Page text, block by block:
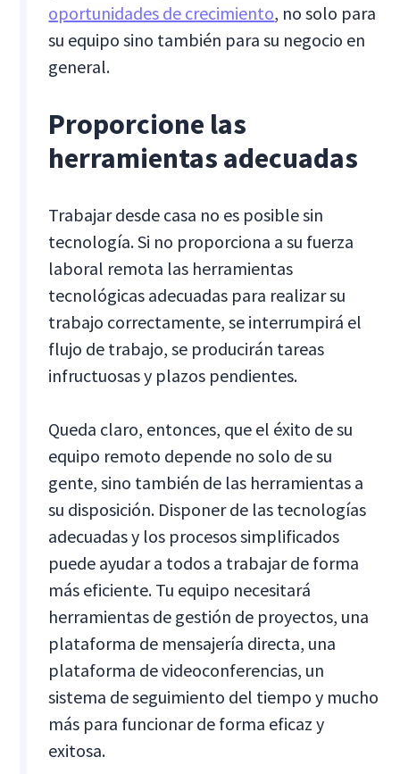
oportunidades de crecimiento, no solo para
su equipo sino también para su negocio en
general.
Proporcione las
herramientas adecuadas
Trabajar desde casa no es posible sin
tecnología. Si no proporciona a su fuerza
laboral remota las herramientas
tecnológicas adecuadas para realizar su
trabajo correctamente, se interrumpirá el
flujo de trabajo, se producirán tareas
infructuosas y plazos pendientes.
Queda claro, entonces, que el éxito de su
equipo remoto depende no solo de su
gente, sino también de las herramientas a
su disposición. Disponer de las tecnologías
adecuadas y los procesos simplificados
puede ayudar a todos a trabajar de forma
más eficiente. Tu equipo necesitará
herramientas de gestión de proyectos, una
plataforma de mensajería directa, una
plataforma de videoconferencias, un
sistema de seguimiento del tiempo y mucho
más para funcionar de forma eficaz y
exitosa.